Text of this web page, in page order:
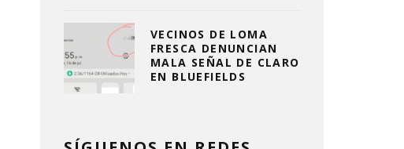
VECINOS DE LOMA
FRESCA DENUNCIAN
MALA SEÑAL DE CLARO
EN BLUEFIELDS